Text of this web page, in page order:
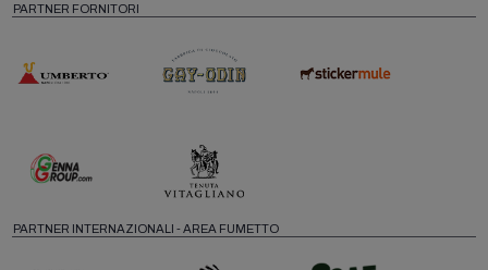
PARTNER FORNITORI
PARTNER INTERNAZIONALI - AREA FUMETTO